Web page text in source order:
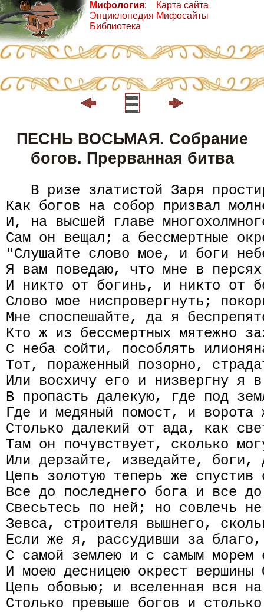
Мифология:
Энциклопедия
Библиотека
Карта сайта
Мифосайты
ПЕСНЬ ВОСЬМАЯ. Собрание
богов. Прерванная битва
В ризе златистой Заря
Как богов на собор призвал
И, на высшей главе
Сам он вещал; а бессмертные
"Слушайте слово мое, и боги
Я вам поведаю, что мне в
И никто от богинь, и никто от
Слово мое ниспровергнуть;
Мне споспешайте, да я
Кто ж из бессмертных
С неба сойти, пособлять
Тот, пораженный позорно,
Или восхичу его и низвергну я
В пропасть далекую, где под
Где и медяный помост, и
Столько далекий от ада, как
Там он почувствует, сколько
Или дерзайте, изведайте,
Цепь золотую теперь же
Все до последнего бога и все
Свесьтесь по ней; но совлечь
Зевса, строителя вышнего,
Если же я, рассудивши за
С самой землею и с самым
И моею десницею окрест
Цепь обовью; и вселенная вся
Столько превыше богов и